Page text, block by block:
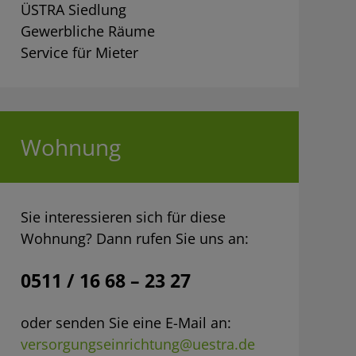
ÜSTRA Siedlung
Gewerbliche Räume
Service für Mieter
Wohnung
Sie interessieren sich für diese
Wohnung? Dann rufen Sie uns an:
0511 / 16 68 – 23 27
oder senden Sie eine E-Mail an:
versorgungseinrichtung@uestra.de